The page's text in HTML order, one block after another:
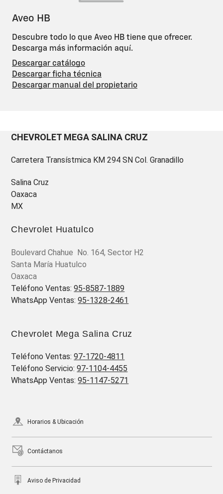
Aveo HB
Descubre todo lo que Aveo HB tiene que ofrecer.
Descarga más información aquí.
Descargar catálogo
Descargar ficha técnica
Descargar manual del propietario